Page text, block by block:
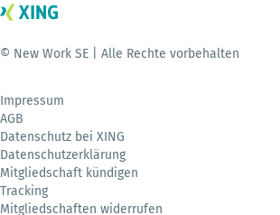
© New Work SE | Alle Rechte vorbehalten
Impressum
AGB
Datenschutz bei XING
Datenschutzerklärung
Mitgliedschaft kündigen
Tracking
Mitgliedschaften widerrufen